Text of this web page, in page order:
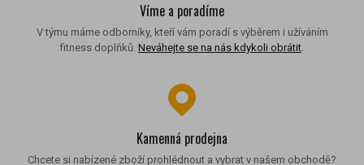
Víme a poradíme
V týmu máme odborníky, kteří vám poradí s výběrem i užíváním
fitness doplňků. Neváhejte se na nás kdykoli obrátit.
Kamenná prodejna
Chcete si nabízené zboží prohlédnout a vybrat v našem obchodě?